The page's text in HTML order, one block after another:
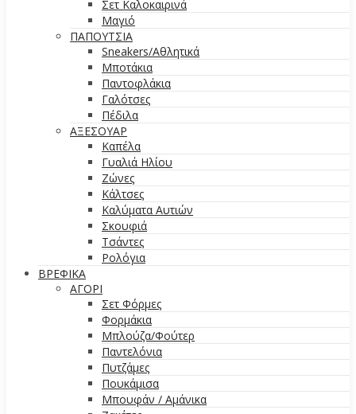
Σετ Καλοκαιρινά
Μαγιό
ΠΑΠΟΥΤΣΙΑ
Sneakers/Αθλητικά
Μποτάκια
Παντοφλάκια
Γαλότσες
Πέδιλα
ΑΞΕΣΟΥΑΡ
Καπέλα
Γυαλιά Ηλίου
Ζώνες
Κάλτσες
Καλύματα Αυτιών
Σκουφιά
Τσάντες
Ρολόγια
ΒΡΕΦΙΚΑ
ΑΓΟΡΙ
Σετ Φόρμες
Φορμάκια
Μπλούζα/Φούτερ
Παντελόνια
Πυτζάμες
Πουκάμισα
Μπουφάν / Αμάνικα